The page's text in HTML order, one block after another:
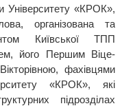
Університету «КРОК»,
організована та
Київської ТПП
його Першим Віце-
фахівцями
«КРОК», які
підрозділах